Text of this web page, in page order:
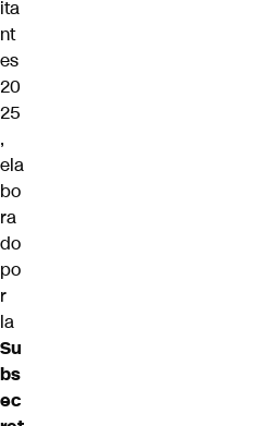
ita
nt
es
20
25
,
ela
bo
ra
do
po
r
la
Su
bs
ec